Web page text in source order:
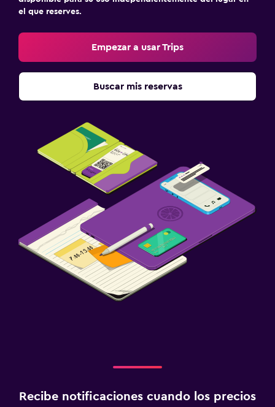
el que reserves.
Empezar a usar Trips
Buscar mis reservas
Recibe notificaciones cuando los precios